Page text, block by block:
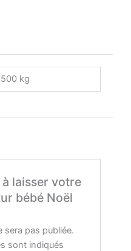
kg
laisser votre
bébé Noël
sera pas publiée.
sont indiqués